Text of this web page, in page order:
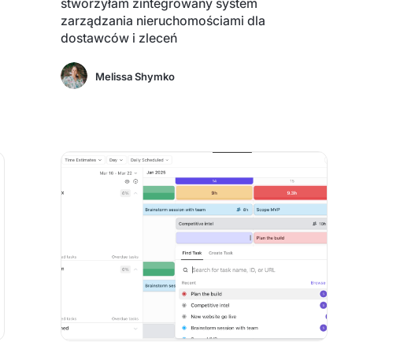
stworzyłam zintegrowany system
zarządzania nieruchomościami dla
dostawców i zleceń
Melissa Shymko